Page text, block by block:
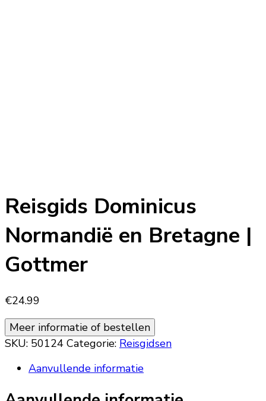
Reisgids Dominicus
Normandië en Bretagne |
Gottmer
€24.99
Meer informatie of bestellen
SKU: 50124 Categorie: Reisgidsen
Aanvullende informatie